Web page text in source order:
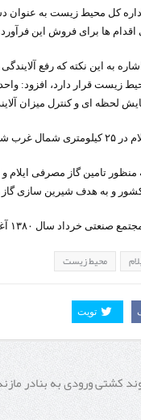
کل محیط زیست به عنوان
اقدام ها برای فروش این
به این نکته که رفع
زیست قرار دارد، افزود:
لحظه ای و کنترل میزان
بخش چوار قرار دارد.
به منظور تامین گاز مصرفی
و به هدف شیرین سازی
آغاز و پاییز سال ۱۳۸۶ مراحل راه اندازی اولیه آن انجام شد.
محیط زیست
تویت
از 170 فروند کشتی ورودی به بنادر